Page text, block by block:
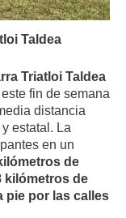
Taldea
Triatloi Taldea
fin de semana
distancia
estatal. La
en un
de
kilómetros de
pie por las calles